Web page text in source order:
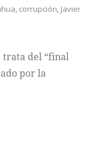
, corrupción, Javier
trata del “final
por la